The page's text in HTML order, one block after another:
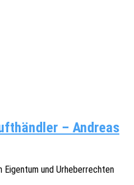
– Andreas
Eigen­tum und Urhe­ber­rech­ten